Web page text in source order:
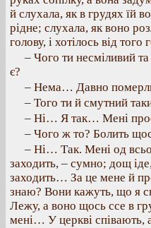
й слухала, як в грудях їй
рідне; слухала, як воно
голову, і хотілось від
– Чого ти несміливий
є?
– Нема… Давно
– Того ти й смутний
– Ні… Я так… Мені
– Чого ж то? Болить
– Ні… Так. Мені од
заходить, – сумно; дощ
заходить… За це мене й
знаю? Вони кажуть, що я
Лежу, а воно щось ссе в
мені… У церкві співають,